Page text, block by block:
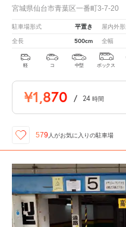
宮城県仙台市青葉区一番町3-7-20
駐車場形式 平置き 屋内外
全長 500cm 全幅
軽 コ 中型 ボックス
¥1,870 / 24 時間
579 人がお気に入りの駐車場